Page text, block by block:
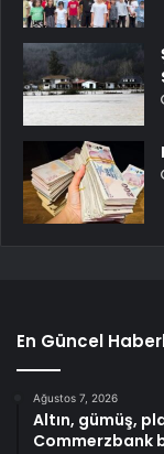
En Güncel
Ağustos 7, 2026
Altın, gümüş,
Commerzbank